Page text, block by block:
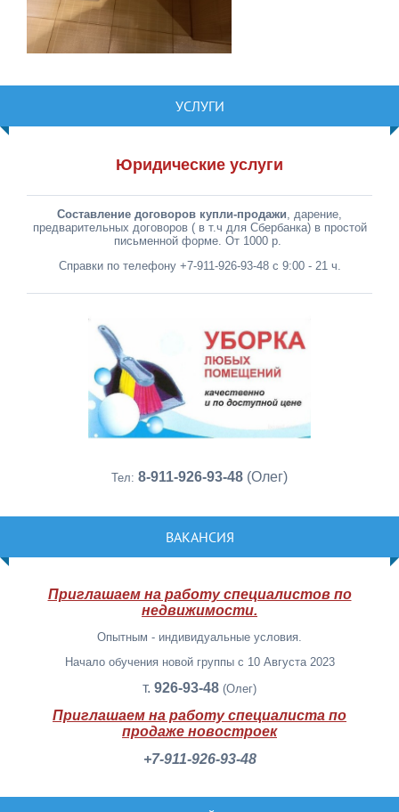
УСЛУГИ
Юридические услуги
Составление договоров купли-продажи , дарение,
предварительных договоров ( в т.ч для Сбербанка) в простой
письменной форме. От 1000 р.
Справки по телефону +7-911-926-93-48 с 9:00 - 21 ч.
Тел: 8-911-926-93-48 (Олег)
ВАКАНСИЯ
Приглашаем на работу специалистов по
недвижимости.
Опытным - индивидуальные условия.
Начало обучения новой группы с 10 Августа 2023
т. 926-93-48 (Олег)
Приглашаем на работу специалиста по
продаже новостроек
+7-911-926-93-48